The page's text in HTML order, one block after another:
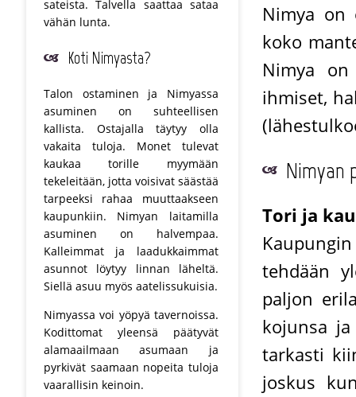
sateista. Talvella saattaa sataa
vähän lunta.
Koti Nimyasta?
Talon ostaminen ja Nimyassa
asuminen on suhteellisen
kallista. Ostajalla täytyy olla
vakaita tuloja. Monet tulevat
kaukaa torille myymään
tekeleitään, jotta voisivat säästää
tarpeeksi rahaa muuttaakseen
kaupunkiin. Nimyan laitamilla
asuminen on halvempaa.
Kalleimmat ja laadukkaimmat
asunnot löytyy linnan läheltä.
Siellä asuu myös aatelissukuisia.
Nimyassa voi yöpyä tavernoissa.
Kodittomat yleensä päätyvät
alamaailmaan asumaan ja
pyrkivät saamaan nopeita tuloja
vaarallisin keinoin.
Nimya on
koko
Nimya
ihmiset,
Nimyan
Tori ja
tehdään
paljon
kojunsa
tarkasti
joskus